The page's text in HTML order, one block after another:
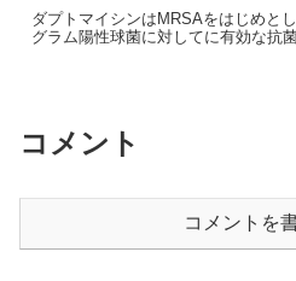
ダプトマイシンはMRSAをはじめと
グラム陽性球菌に対してに有効な抗
コメント
コメントを